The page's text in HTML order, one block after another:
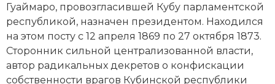
Революции и народные движения
Религия и церковь
Россия
Гуаймаро, провозгласившей Кубу парламентской
республикой, назначен президентом. Находился
на этом посту с 12 апреля 1869 по 27 октября 1873.
Сторонник сильной централизованной власти,
автор радикальных декретов о конфискации
собственности врагов Кубинской республики